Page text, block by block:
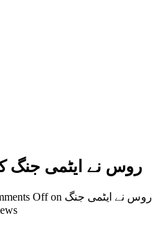
روس نے ایٹمی جنگ
Offon روس نے ایٹمی جنگ
Views